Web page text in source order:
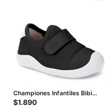
Championes Infantiles Bibi
Fisioflex 5.0 con Velcro - Negro
$1.890